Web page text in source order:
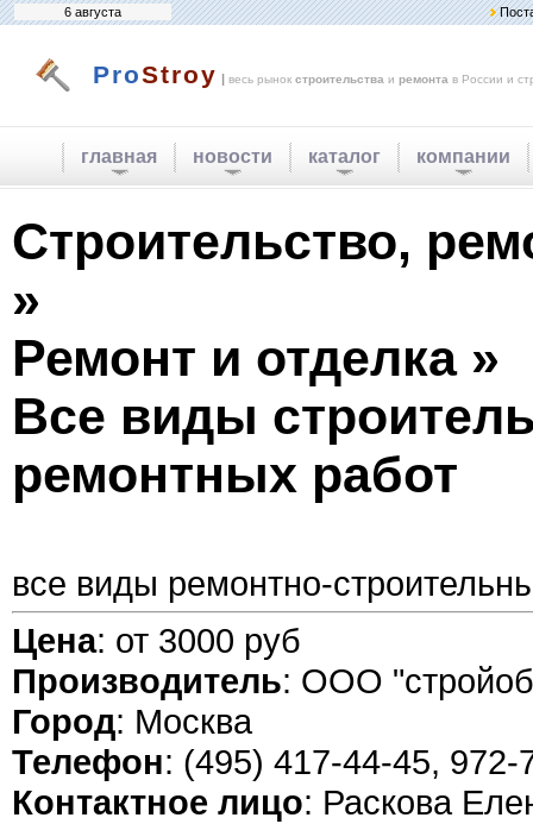
6 августа
ProStroy | весь рынок строительства и ремонта в России и
главная новости каталог компании
Строительство,
»
Ремонт и отделка »
Все виды
ремонтных работ
все виды ремонтно-
Цена: от 3000 руб
Производитель: ООО
Город: Москва
Телефон: (495) 417-44-45, 972-
Контактное лицо: Раскова